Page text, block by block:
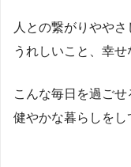
人との繋がりややさ
うれしいこと、幸せ
こんな毎日を過ごせ
健やかな暮らしを